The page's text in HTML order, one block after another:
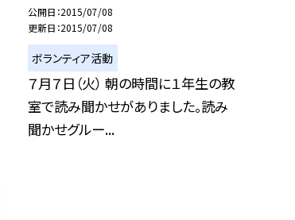
公開日 2015/07/08
更新日 2015/07/08
ボランティア活動
７月７日（火） 朝の時間に１年生の教
室で読み聞かせがありました。読み
聞かせグルー...